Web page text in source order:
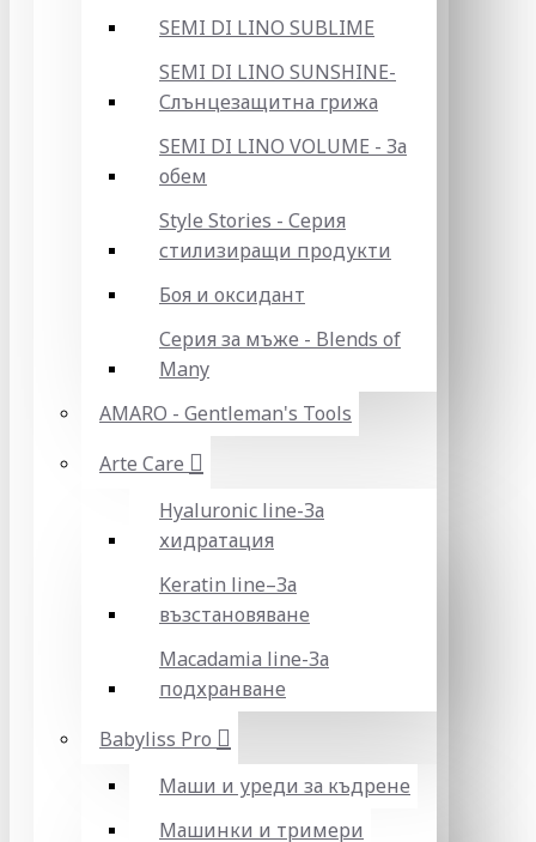
SEMI DI LINO SUBLIME
SEMI DI LINO SUNSHINE-
Слънцезащитна грижа
SEMI DI LINO VOLUME - За
обем
Style Stories - Серия
стилизиращи продукти
Боя и оксидант
Серия за мъже - Blends of
Many
AMARO - Gentleman's Tools
Arte Care
Hyaluronic line-За
хидратация
Keratin line–За
възстановяване
Macadamia line-За
подхранване
Babyliss Pro
Маши и уреди за къдрене
Машинки и тримери